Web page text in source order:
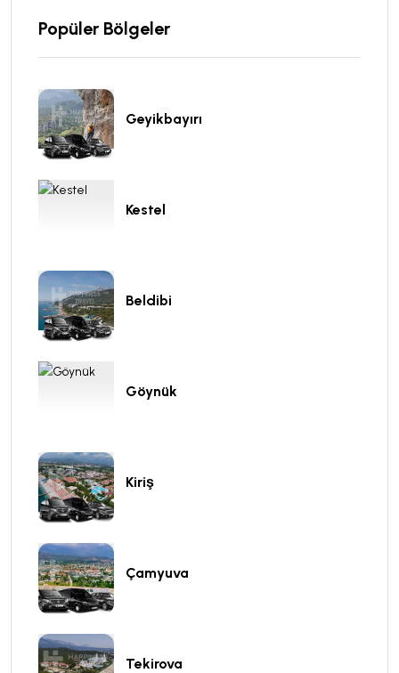
Popüler Bölgeler
Geyikbayırı
Kestel
Beldibi
Göynük
Kiriş
Çamyuva
Tekirova